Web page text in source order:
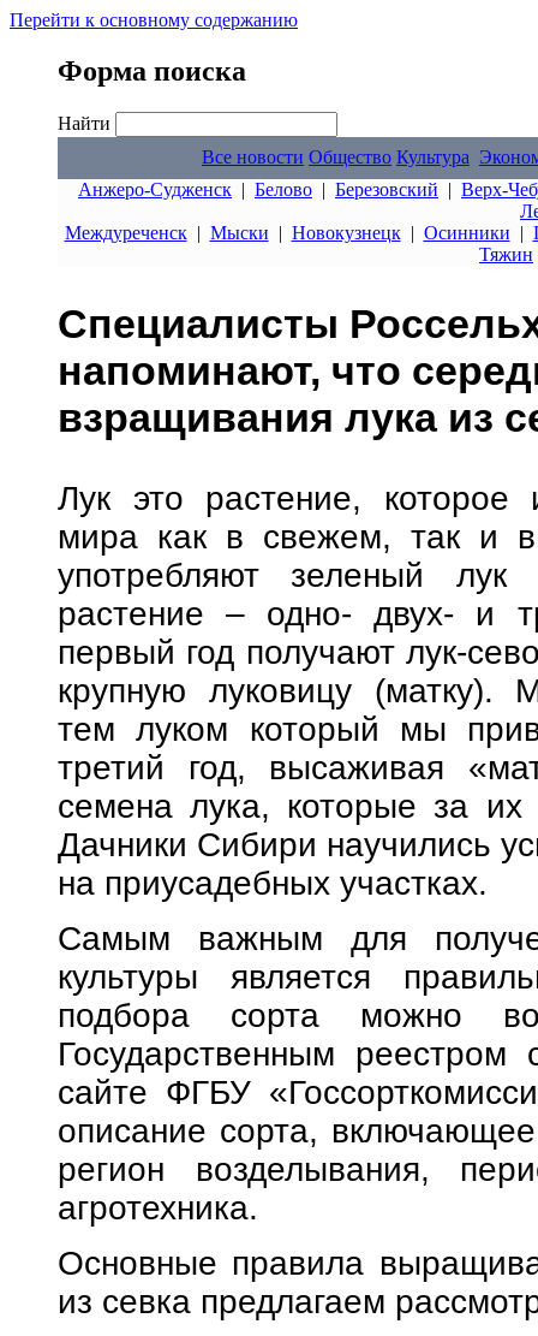
Перейти к основному содержанию
Форма поиска
Найти
Все новости Общество Культура
Анжеро-Судженск | Белово | Березовский | Верх-
Междуреченск| Мыски | Новокузнецк| Осинники |
Тяжин
Специалисты
напоминают, что
взращивания лука из
Лук это растение, которое
мира как в свежем, так и
употребляют зеленый
растение – одно- двух- и
первый год получают лук-
крупную луковицу (матку).
тем луком который мы
третий год, высаживая
семена лука, которые за
Дачники Сибири научились
на приусадебных участках.
Самым важным для
культуры является
подбора сорта можно
Государственным реестром
сайте ФГБУ
описание сорта,
регион возделывания,
агротехника.
Основные правила
из севка предлагаем